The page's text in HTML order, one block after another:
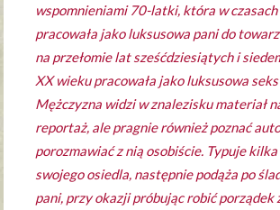
wspomnieniami 70-latki, która w czasach
pracowała jako luksusowa pani do
na przełomie lat sześćdziesiątych i
XX wieku pracowała jako luksusowa
Mężczyzna widzi w znalezisku materiał
reportaż, ale pragnie również poznać
porozmawiać z nią osobiście. Typuje
swojego osiedla, następnie podąża po
pani, przy okazji próbując robić porządek